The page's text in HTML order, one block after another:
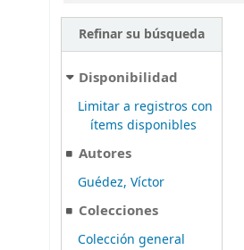
Refinar su búsqueda
Disponibilidad
Limitar a registros con
ítems disponibles
Autores
Guédez, Víctor
Colecciones
Colección general